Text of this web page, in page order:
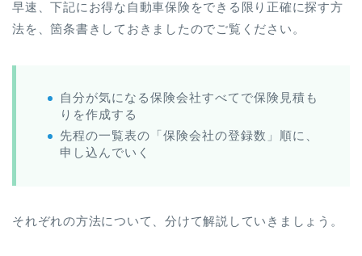
早速、下記にお得な自動車保険をできる限り正確に探す方
法を、箇条書きしておきましたのでご覧ください。
自分が気になる保険会社すべてで保険見積も
りを作成する
先程の一覧表の「保険会社の登録数」順に、
申し込んでいく
それぞれの方法について、分けて解説していきましょう。